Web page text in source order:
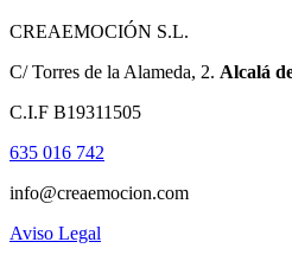
CREAEMOCIÓN S.L.
C/ Torres de la Alameda, 2. Alcalá
C.I.F B19311505
635 016 742
info@creaemocion.com
Aviso Legal